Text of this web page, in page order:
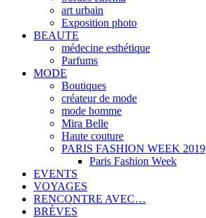
art urbain
Exposition photo
BEAUTE
médecine esthétique
Parfums
MODE
Boutiques
créateur de mode
mode homme
Mira Belle
Haute couture
PARIS FASHION WEEK 2019
Paris Fashion Week
EVENTS
VOYAGES
RENCONTRE AVEC…
BRÈVES